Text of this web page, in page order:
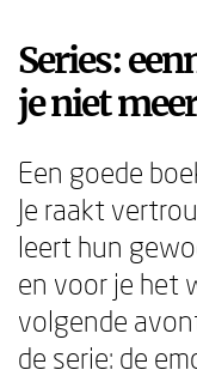
Series:
je niet
Een goede
Je raakt
leert hun
en voor je het
volgende
de serie: de